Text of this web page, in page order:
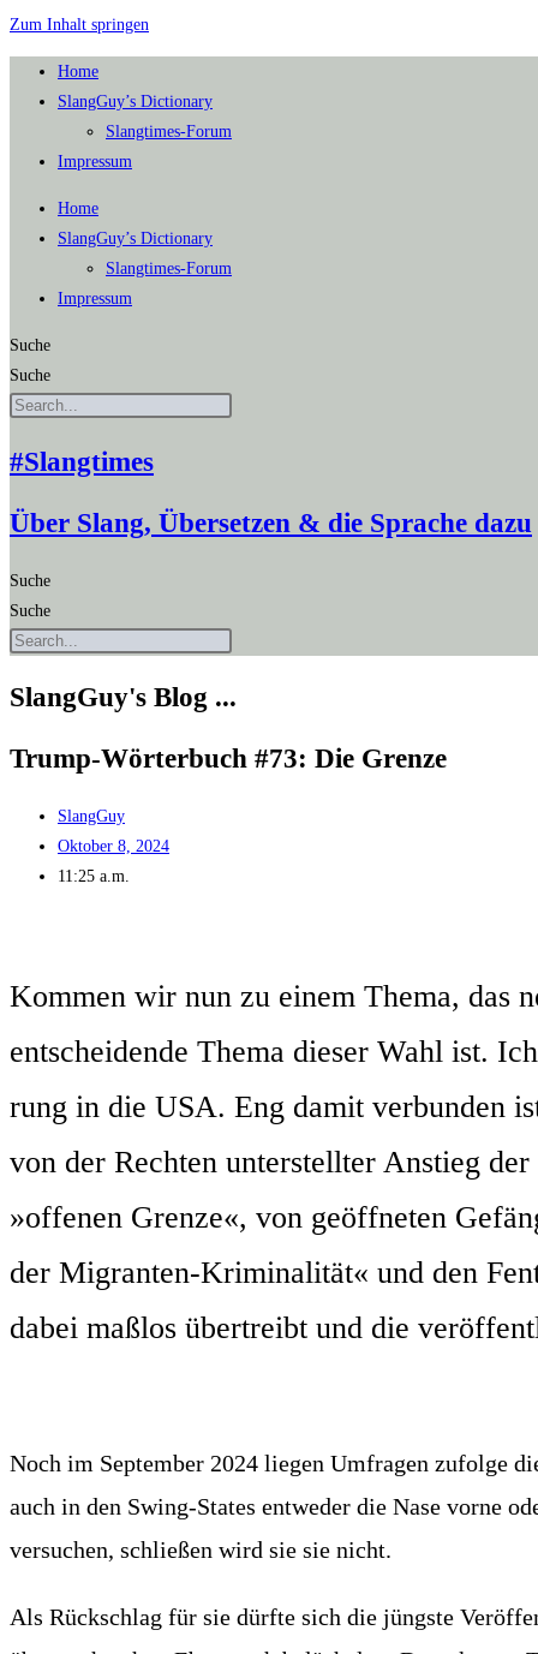
Zum Inhalt springen
Home
SlangGuy’s Dic­tion­a­ry
Slang­times-Forum
Impres­sum
Home
SlangGuy’s Dic­tion­a­ry
Slang­times-Forum
Impres­sum
Suche
Suche
#Slangtimes
Über Slang, Übersetzen & die Sprache dazu
Suche
Suche
SlangGuy's Blog ...
Trump-Wör­ter­buch #73: Die Grenze
SlangGuy
Oktober 8, 2024
11:25 a.m.
Kom­men wir nun zu einem The­ma, das
ent­schei­den­de The­ma die­ser Wahl ist.
rung in die USA. Eng damit ver­bun­den
von der Rech­ten unter­stell­ter Anstieg
»offe­nen Gren­ze«, von geöff­ne­ten
der Migran­ten-Kri­mi­na­li­tät« und den
dabei maß­los über­treibt und die
Noch im Sep­tem­ber 2024 lie­gen Umfra­gen zufol­ge
auch in den Swing-Sta­tes ent­we­der die Nase vor­ne
ver­su­chen, schlie­ßen wird sie sie nicht.
Als Rück­schlag für sie dürf­te sich die jüngs­te